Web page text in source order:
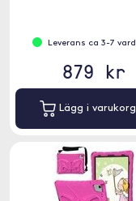
Leverans ca 3-7
879 kr
Lägg i